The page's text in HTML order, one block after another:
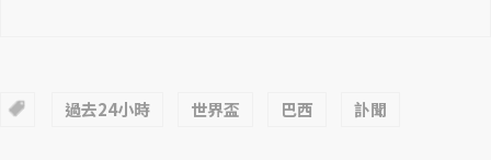
過去24小時 世界盃 巴西 訃聞